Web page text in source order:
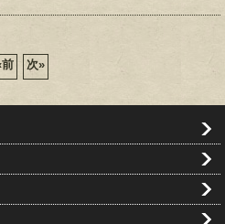
前 次»